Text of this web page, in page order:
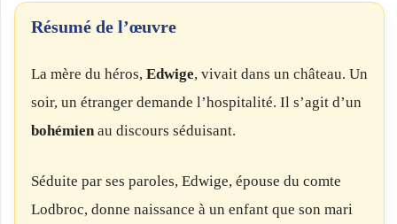
Résumé de l’œuvre
La mère du héros, Edwige, vivait dans un château. Un
soir, un étranger demande l’hospitalité. Il s’agit d’un
bohémien au discours séduisant.
Séduite par ses paroles, Edwige, épouse du comte
Lodbroc, donne naissance à un enfant que son mari